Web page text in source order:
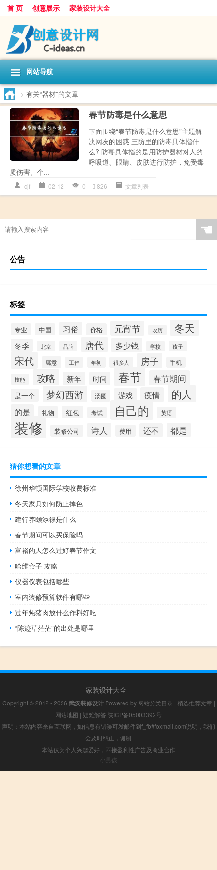
首 页 创意展示 家装设计大全
网站导航
> 有关“器材”的文章
春节防毒是什么意思
下面围绕“春节防毒是什么意思”主题解
决网友的困惑 三防里的防毒具体指什
么? 防毒具体指的是用防护器材对人的
呼吸道、眼睛、皮肤进行防护，免受毒
质伤害。个...
cjf 02-12 0 826 文章列表
☚
公告
标签
专业 中国 习俗 价格 元宵节 农历 冬天
冬季 北京 品牌 唐代 多少钱 学校 孩子
宋代 寓意 工作 年初 很多人 房子 手机
技能 攻略 新年 时间 春节 春节期间
是一个 梦幻西游 汤圆 游戏 疫情 的人
的是 礼物 红包 考试 自己的 英语
装修 装修公司 诗人 费用 还不 都是
猜你想看的文章
徐州华顿国际学校收费标准
冬天家具如何防止掉色
建行养颐添禄是什么
春节期间可以买保险吗
富裕的人怎么过好春节作文
哈维盒子 攻略
仪器仪表包括哪些
室内装修预算软件有哪些
过年炖猪肉放什么作料好吃
“陈迹草茫茫”的出处是哪里
家装设计大全
Copyright © 2012 - 2026 武汉装修设计Powered by 网站分类目录 | 精选推荐文章 |
网站地图 | 疑难解答 陕ICP备05003392号
声明：本站内容来自互联网，如信息有错误可发邮件到f_fb#foxmail.com说明，我们
会及时纠正，谢谢
本站仅为个人兴趣爱好，不接盈利性广告及商业合作
小男孩